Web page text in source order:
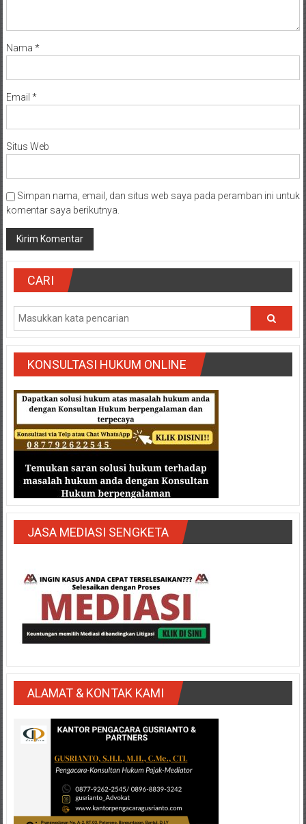
Nama *
Email *
Situs Web
Simpan nama, email, dan situs web saya pada peramban ini untuk
komentar saya berikutnya.
CARI
KONSULTASI HUKUM ONLINE
JASA MEDIASI SENGKETA
ALAMAT & KONTAK KAMI